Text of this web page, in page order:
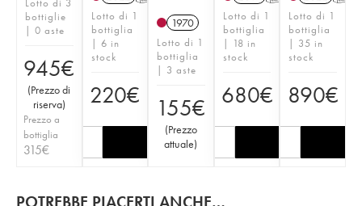
bottiglie
| 0 aste
945€
(Prezzo di
riserva)
Prezzo a
bottiglia
315€
Lotto di 1
bottiglia
| 6 in
stock
220€
1970
Lotto di 1
bottiglia
| 3 aste
155€
(Prezzo
attuale)
Lotto di 1
bottiglia
| 18 in
stock
680€
Lotto di 1
bottiglia
| 35 in
stock
890€
POTREBBE PIACERTI ANCHE…